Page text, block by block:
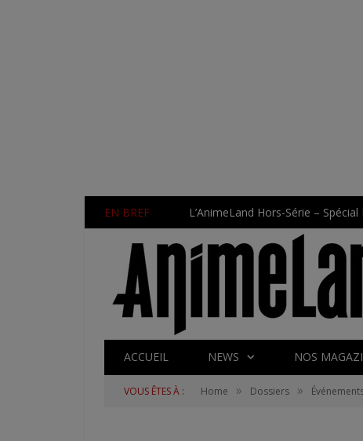
EN BREF L’AnimeLand Hors-Série –
ACCUEIL NEWS NOS
VOUS ÊTES À : Home » Dossiers »